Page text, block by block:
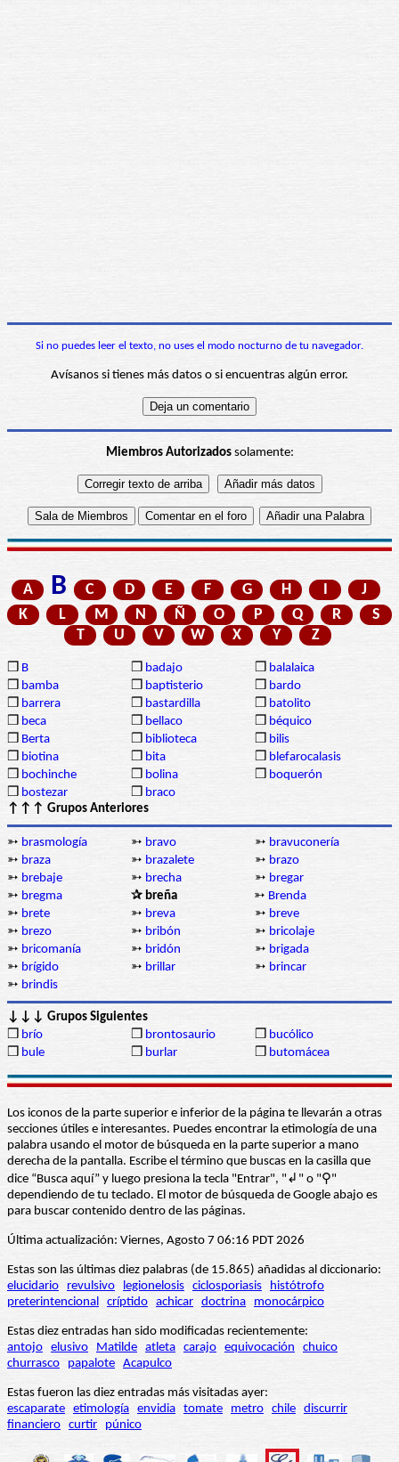
Si no puedes leer el texto, no uses el modo nocturno de tu navegador.
Avísanos si tienes más datos o si encuentras algún error.
Miembros Autorizadossolamente:
A B C D E F G H I
J
K
L M N Ñ O P Q R
S
T
U V W X Y Z
❒ B ❒ badajo ❒ balalaica
❒ bamba ❒ baptisterio ❒ bardo
❒ barrera ❒ bastardilla ❒ batolito
❒ beca ❒ bellaco ❒ béquico
❒ Berta ❒ biblioteca ❒ bilis
❒ biotina ❒ bita ❒ blefarocalasis
❒ bochinche ❒ bolina ❒ boquerón
❒ bostezar ❒ braco
↑↑↑ Grupos Anteriores
➳ brasmología ➳ bravo ➳ bravuconería
➳ braza ➳ brazalete ➳ brazo
➳ brebaje ➳ brecha ➳ bregar
➳ bregma ✰ breña ➳ Brenda
➳ brete ➳ breva ➳ breve
➳ brezo ➳ bribón ➳ bricolaje
➳ bricomanía ➳ bridón ➳ brigada
➳ brígido ➳ brillar ➳ brincar
➳ brindis
↓↓↓ Grupos Siguientes
❒ brío ❒ brontosaurio ❒ bucólico
❒ bule ❒ burlar ❒ butomácea
Los iconos de la parte superior e inferior de la página te llevarán a otras
secciones útiles e interesantes. Puedes encontrar la etimología de una
palabra usando el motor de búsqueda en la parte superior a mano
derecha de la pantalla. Escribe el término que buscas en la casilla que
dice “Busca aquí” y luego presiona la tecla "Entrar", "↲" o "⚲"
dependiendo de tu teclado. El motor de búsqueda de Google abajo es
para buscar contenido dentro de las páginas.
Última actualización: Viernes, Agosto 7 06:16 PDT 2026
Estas son las últimas diez palabras (de 15.865) añadidas al diccionario:
elucidario
revulsivo legionelosis ciclosporiasis
histótrofo
preterintencional críptido achicar doctrina monocárpico
Estas diez entradas han sido modificadas recientemente:
antojo elusivo Matilde atleta carajo equivocación
chuico
churrasco
papalote Acapulco
Estas fueron las diez entradas más visitadas ayer:
escaparate etimología envidia tomate metro chile discurrir
financiero curtir púnico